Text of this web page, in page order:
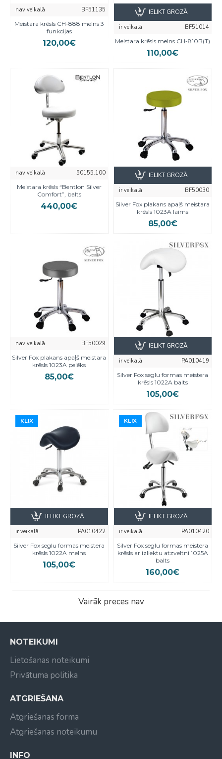
nav veikalā
BF51135
Meistara krēsls CH-888 melns 3
funkcijas
120,00€
ir veikalā
BF51014
Meistara krēsls melns CH-810B(T)
110,00€
IELIKT GROZĀ
nav veikalā
50155.100
Meistara krēsls “Bentlon Silver
Comfort”, balts
440,00€
ir veikalā
BF50030
Silver Fox plakans apaļš meistara
krēsls 1023A laims
85,00€
IELIKT GROZĀ
nav veikalā
BF50029
Silver Fox plakans apaļš meistara
krēsls 1023A pelēks
85,00€
ir veikalā
PA010419
Silver Fox seglu formas meistera
krēsls 1022A balts
105,00€
IELIKT GROZĀ
KLIX
KLIX
ir veikalā
PA010422
Silver Fox seglu formas meistera
krēsls 1022A melns
105,00€
IELIKT GROZĀ
KLIX
KLIX
ir veikalā
PA010420
Silver Fox seglu formas meistera
krēsls ar izliektu atzveltni 1025A
balts
160,00€
IELIKT GROZĀ
Vairāk preces nav
NOTEIKUMI
Lietošanas noteikumi
Privātuma politika
ATGRIEŠANA
Atgriešanas forma
Atgriešanas noteikumu
INFO